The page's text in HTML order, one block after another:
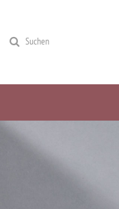
Suchen